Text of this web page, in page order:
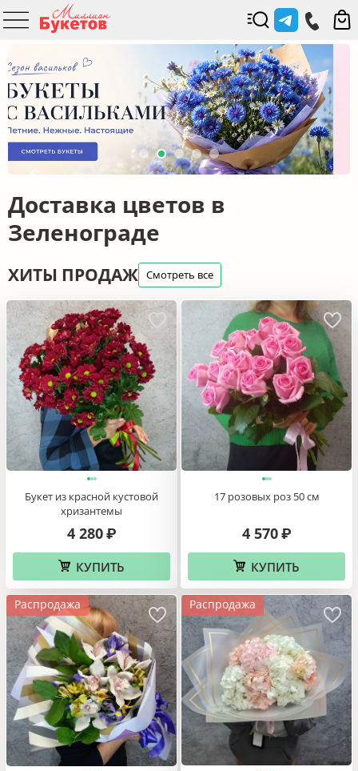
Доставка цветов в
Зеленограде
ХИТЫ ПРОДАЖ Смотреть все
Букет из красной кустовой
хризантемы
4 280 ₽
КУПИТЬ
17 розовых роз 50 см
4 570 ₽
КУПИТЬ
Распродажа Распродажа